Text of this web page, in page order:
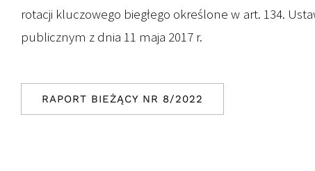
rotacji kluczowego biegłego określone w art. 134.
publicznym z dnia 11 maja 2017 r.
RAPORT BIEŻĄCY NR 8/2022